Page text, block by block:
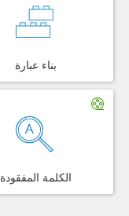
بناء عبارة
الكلمة المفقودة